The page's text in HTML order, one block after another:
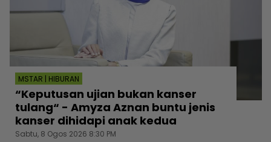
MSTAR | HIBURAN
“Keputusan ujian bukan kanser
tulang“ - Amyza Aznan buntu jenis
kanser dihidapi anak kedua
Sabtu, 8 Ogos 2026 8:30 PM